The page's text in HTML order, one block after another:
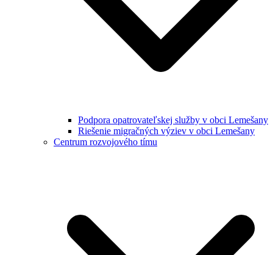
Podpora opatrovateľskej služby v obci Lemešany
Riešenie migračných výziev v obci Lemešany
Centrum rozvojového tímu